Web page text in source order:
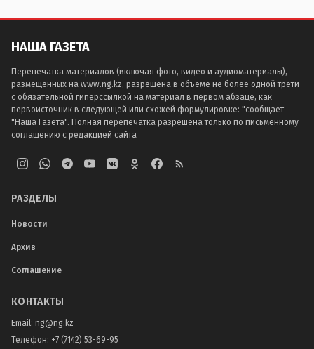
НАША ГАЗЕТА
Перепечатка материалов (включая фото, видео и аудиоматериалы),
размещенных на www.ng.kz, разрешена в объеме не более одной трети
с обязательной гиперссылкой на материал в первом абзаце, как
первоисточник в следующей или схожей формулировке: "сообщает
"Наша Газета". Полная перепечатка разрешена только по письменному
соглашению с редакцией сайта
РАЗДЕЛЫ
Новости
Архив
Соглашение
КОНТАКТЫ
Email: ng@ng.kz
Телефон: +7 (7142) 53-69-95